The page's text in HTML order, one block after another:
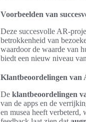
Voorbeelden van
Deze succesvolle AR-
betrokkenheid van
waardoor de waarde van
biedt een nieuw niveau
Klantbeoordelingen van
De klantbeoordelingen
van de apps en de
en musea heeft verbeterd,